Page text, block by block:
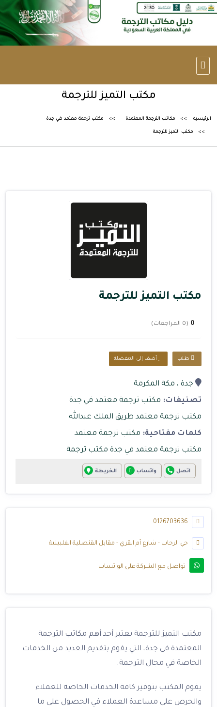
مكتب التميز للترجمة
الرئيسية مكاتب الترجمة المعتمدة مكتب ترجمة معتمد في جدة
مكتب التميز للترجمة
مكتب التميز للترجمة
0 (0 المراجعات)
طلب أضف إلى المفضلة
جدة ، مكة المكرمة
تصنيفات: مكتب ترجمة معتمد في جدة
مكتب ترجمة معتمد طريق الملك عبدالله
كلمات مفتاحية: مكتب ترجمة معتمد
مكتب ترجمة معتمد في جدة مكتب ترجمة
اتصل واتساب الخريطة
حي الرحاب - شارع أم القري - مقابل القنصلية الفلبينية
تواصل مع الشركة على الواتساب
مكتب التميز للترجمة يعتبر أحد أهم مكاتب الترجمة
المعتمدة في جدة، التي يقوم بتقديم العديد من الخدمات
الخاصة في مجال الترجمة.
يقوم المكتب بتوفير كافة الخدمات الخاصة للعملاء
والحرص على مساعدة العملاء في الحصول على ما